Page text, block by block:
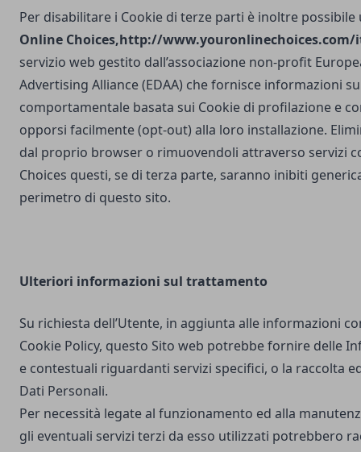
Per disabilitare i Cookie di terze parti è inoltre
Online Choices,http://www.youronlinechoices.com/
servizio web gestito dall’associazione non-profit
Advertising Alliance (EDAA) che fornisce informazioni
comportamentale basata sui Cookie di profilazione e
opporsi facilmente (opt-out) alla loro installazione.
dal proprio browser o rimuovendoli attraverso servizi
Choices questi, se di terza parte, saranno inibiti
perimetro di questo sito.
Ulteriori informazioni sul trattamento
Su richiesta dell’Utente, in aggiunta alle informazioni
Cookie Policy, questo Sito web potrebbe fornire delle
e contestuali riguardanti servizi specifici, o la raccolta
Dati Personali.
Per necessità legate al funzionamento ed alla
gli eventuali servizi terzi da esso utilizzati potrebbero